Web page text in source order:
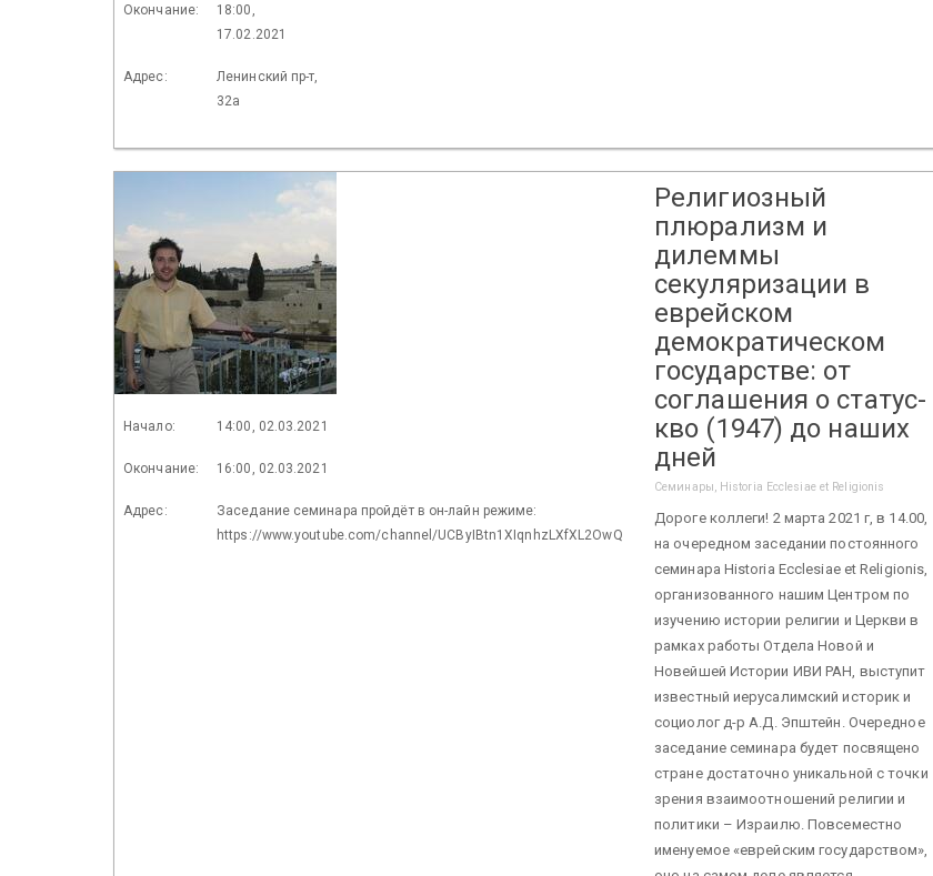
Окончание:
18:00,
17.02.2021
Адрес:
Ленинский пр-т,
32а
Начало: 14:00, 02.03.2021
Окончание: 16:00, 02.03.2021
Адрес:
Заседание семинара пройдёт в он-лайн режиме:
https://www.youtube.com/channel/UCByIBtn1XIqnhzLXfXL2OwQ
Религиозный
плюрализм и
дилеммы
секуляризации в
еврейском
демократическом
государстве: от
соглашения о статус-
кво (1947) до наших
дней
Семинары, Historia Ecclesiae et Religionis
Дороге коллеги! 2 марта 2021 г, в 14.00,
на очередном заседании постоянного
семинара Historia Ecclesiae et Religionis,
организованного нашим Центром по
изучению истории религии и Церкви в
рамках работы Отдела Новой и
Новейшей Истории ИВИ РАН, выступит
известный иерусалимский историк и
социолог д-р А.Д. Эпштейн. Очередное
заседание семинара будет посвящено
стране достаточно уникальной с точки
зрения взаимоотношений религии и
политики – Израилю. Повсеместно
именуемое «еврейским государством»,